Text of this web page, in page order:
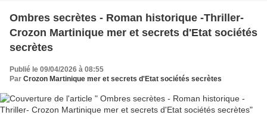
Ombres secrètes - Roman historique -Thriller-
Crozon Martinique mer et secrets d'Etat sociétés
secrètes
Publié le 09/04/2026 à 08:55
Par Crozon Martinique mer et secrets d'Etat sociétés secrètes